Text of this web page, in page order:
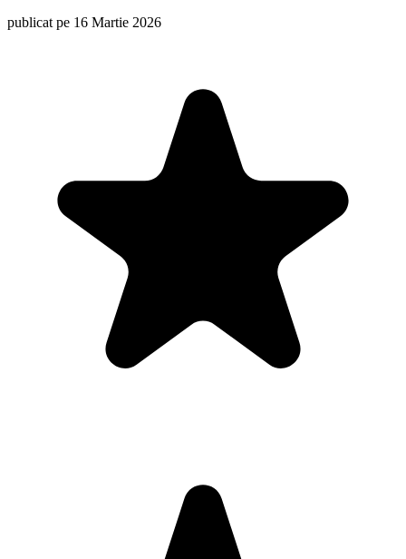
publicat pe 16 Martie 2026